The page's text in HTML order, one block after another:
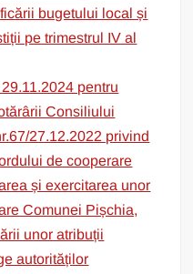
bugetului local și
pe trimestrul IV al
pentru
Consiliului
27.12.2022 privind
de cooperare
și exercitarea unor
Comunei Pișchia,
unor atribuții
autorităților